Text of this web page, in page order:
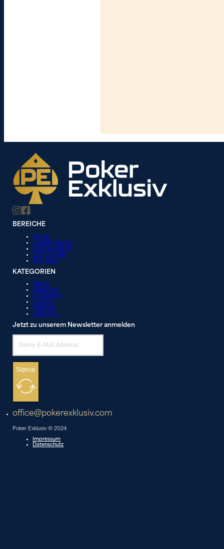
BEREICHE
Poker
Casino News
Online News
City Guide
Turniere
KATEGORIEN
News
Lifestyle
Strategie
Videos
Galerie
Liveblog
Jetzt zu unserem Newsletter anmelden
Signup
office@pokerexklusiv.com
Poker Exklusiv © 2024
Impressum
Datenschutz